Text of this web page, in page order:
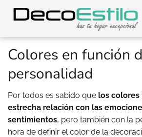
Colores en función
personalidad
Por todos es sabido que los colores
estrecha relación con las
sentimientos, pero también con la
hora de definir el color de la